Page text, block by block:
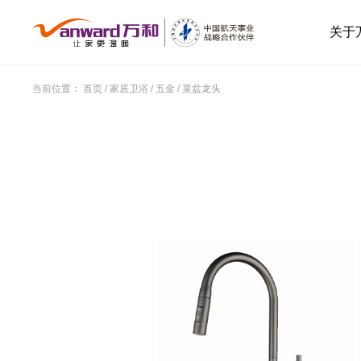
关于
当前位置：首页 /家居卫浴 / 五金 /菜盆龙头